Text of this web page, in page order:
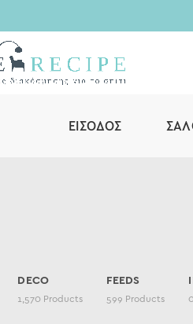
ΕΊΣΟΔΟΣ
DECO
1,570 Products
FEEDS
599 Products